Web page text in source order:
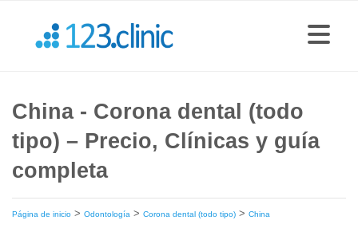
China - Corona dental (todo
tipo) – Precio, Clínicas y guía
completa
Página de inicio > Odontología > Corona dental (todo tipo) > China